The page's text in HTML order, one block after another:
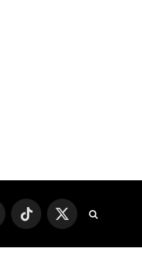
TikTok
X
(Twitter)